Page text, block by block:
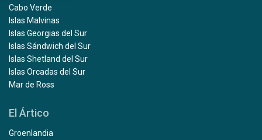
Cabo Verde
Islas Malvinas
Islas Georgias del Sur
Islas Sándwich del Sur
Islas Shetland del Sur
Islas Orcadas del Sur
Mar de Ross
El Ártico
Groenlandia